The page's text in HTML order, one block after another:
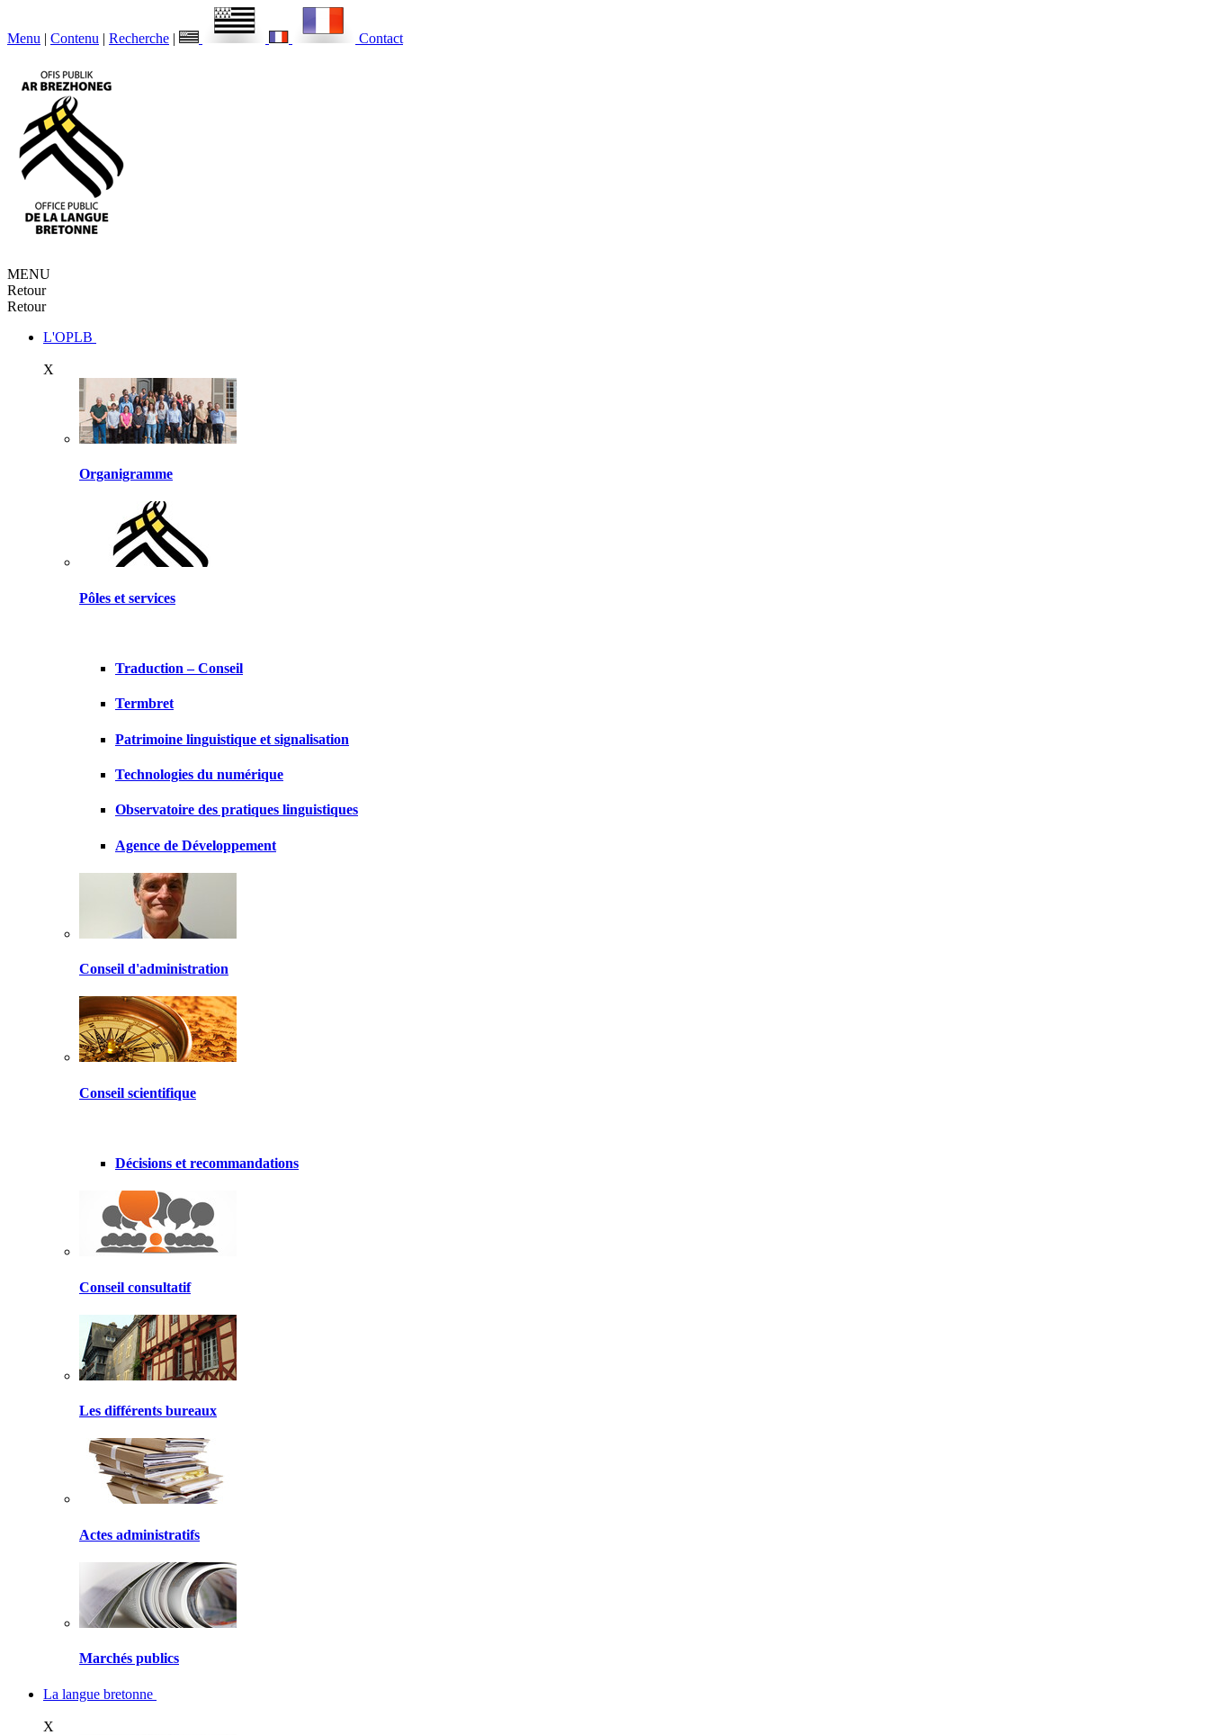
Menu | Contenu | Recherche | Contact
MENU
Retour
Retour
L'OPLB
X
Organigramme
Pôles et services
Traduction – Conseil
Termbret
Patrimoine linguistique et signalisation
Technologies du numérique
Observatoire des pratiques linguistiques
Agence de Développement
Conseil d'administration
Conseil scientifique
Décisions et recommandations
Conseil consultatif
Les différents bureaux
Actes administratifs
Marchés publics
La langue bretonne
X